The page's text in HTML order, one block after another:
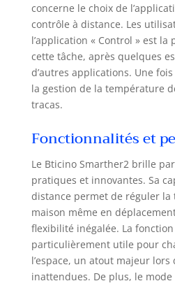
concerne le choix de
contrôle à distance. Les
l’application « Control » est
cette tâche, après quelques
d’autres applications. Une
la gestion de la température
tracas.
Fonctionnalités et
Le Bticino Smarther2 brille
pratiques et innovantes. Sa
distance permet de réguler la
maison même en
flexibilité inégalée. La fonction
particulièrement utile pour
l’espace, un atout majeur
inattendues. De plus, le